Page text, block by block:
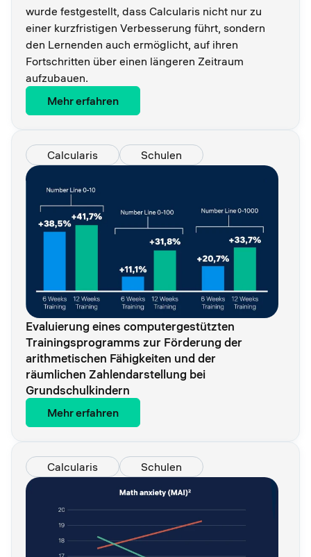
wurde festgestellt, dass Calcularis nicht nur zu
einer kurzfristigen Verbesserung führt, sondern
den Lernenden auch ermöglicht, auf ihren
Fortschritten über einen längeren Zeitraum
aufzubauen.
Mehr erfahren
Calcularis Schulen
Evaluierung eines computergestützten
Trainingsprogramms zur Förderung der
arithmetischen Fähigkeiten und der
räumlichen Zahlendarstellung bei
Grundschulkindern
Mehr erfahren
Calcularis Schulen